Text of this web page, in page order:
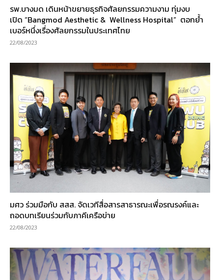
รพ.บางมด เดินหน้าขยายธุรกิจศัลยกรรมความงาม ทุ่มงบ
เปิด “Bangmod Aesthetic & Wellness Hospital” ตอกย้ำ
เบอร์หนึ่งเรื่องศัลยกรรมในประเทศไทย
22/08/2023
มศว ร่วมมือกับ สสส. จัดเวทีสื่อสารสาธารณะเพื่อรณรงค์และ
ถอดบทเรียนร่วมกับภาคีเครือข่าย
22/08/2023